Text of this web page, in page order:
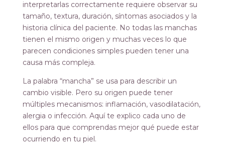
interpretarlas correctamente requiere observar su
tamaño, textura, duración, síntomas asociados y la
historia clínica del paciente. No todas las manchas
tienen el mismo origen y muchas veces lo que
parecen condiciones simples pueden tener una
causa más compleja.
La palabra “mancha” se usa para describir un
cambio visible. Pero su origen puede tener
múltiples mecanismos: inflamación, vasodilatación,
alergia o infección. Aquí te explico cada uno de
ellos para que comprendas mejor qué puede estar
ocurriendo en tu piel.